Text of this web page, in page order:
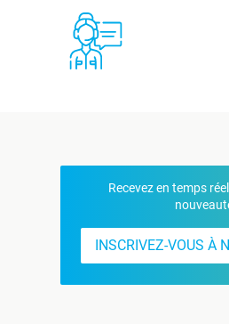
Recevez en temps
INSCRIVEZ-VOUS À